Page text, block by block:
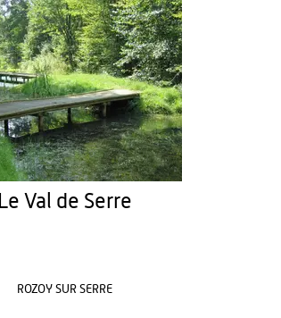
Le Val de Serre
ROZOY SUR SERRE